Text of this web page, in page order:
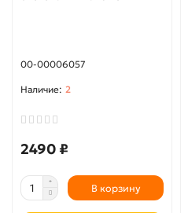
00-00006057
2
2490 ₽
В корзину